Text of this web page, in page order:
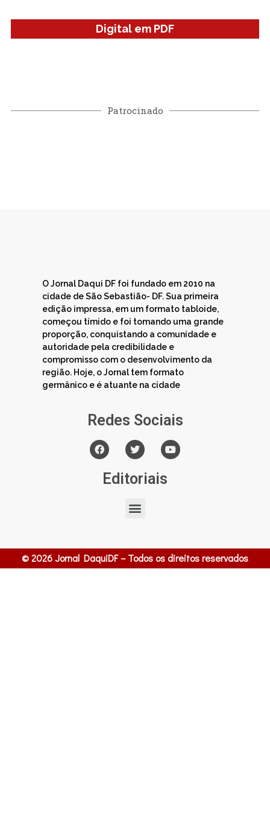
Digital em PDF
Patrocinado
O Jornal Daqui DF foi fundado em 2010 na
cidade de São Sebastião- DF. Sua primeira
edição impressa, em um formato tabloide,
começou tímido e foi tomando uma grande
proporção, conquistando a comunidade e
autoridade pela credibilidade e
compromisso com o desenvolvimento da
região. Hoje, o Jornal tem formato
germânico e é atuante na cidade
Redes Sociais
Editoriais
© 2026 Jornal DaquiDF – Todos os direitos reservados